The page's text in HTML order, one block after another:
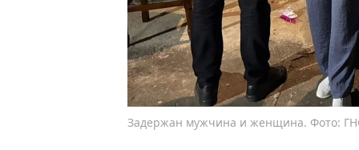
Задержан мужчина и женщина. Фото: